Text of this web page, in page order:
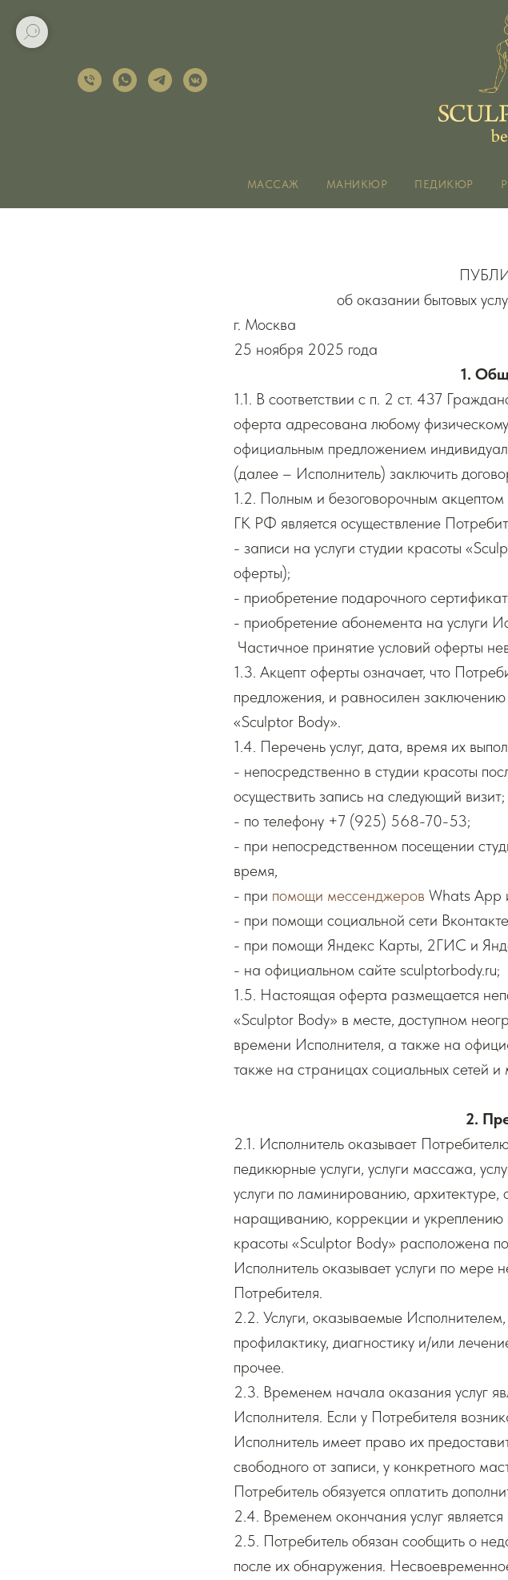
МАССАЖ МАНИКЮР ПЕДИКЮР
об оказании бытовых
г. Москва
25 ноября 2025 года
1.
1.1. В соответствии с п. 2 ст. 437
оферта адресована любому
официальным предложением
(далее – Исполнитель) заключить
1.2. Полным и безоговорочным
ГК РФ является осуществление
- записи на услуги студии красоты
оферты);
- приобретение подарочного
- приобретение абонемента на услуги
Частичное принятие условий оферты
1.3. Акцепт оферты означает, что
предложения, и равносилен
«Sculptor Body».
1.4. Перечень услуг, дата, время их
- непосредственно в студии красоты
осуществить запись на следующий визит;
- по телефону +7 (925) 568-70-53;
- при непосредственном посещении
время,
- при помощи мессенджеров Whats App
- при помощи социальной сети
- при помощи Яндекс Карты, 2ГИС и
- на официальном сайте sculptorbody.ru;
1.5. Настоящая оферта размещается
«Sculptor Body» в месте, доступном
времени Исполнителя, а также на
также на страницах социальных сетей
2.
2.1. Исполнитель оказывает
педикюрные услуги, услуги массажа,
услуги по ламинированию,
наращиванию, коррекции и укреплению
красоты «Sculptor Body» расположена
Исполнитель оказывает услуги по мере
Потребителя.
2.2. Услуги, оказываемые
профилактику, диагностику и/или
прочее.
2.3. Временем начала оказания услуг
Исполнителя. Если у Потребителя
Исполнитель имеет право их
свободного от записи, у конкретного
Потребитель обязуется оплатить
2.4. Временем окончания услуг
2.5. Потребитель обязан сообщить о
после их обнаружения.